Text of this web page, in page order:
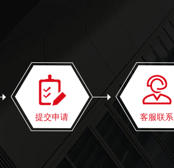
提交申请 客服联系